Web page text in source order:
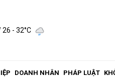
26 - 32°C
DOANH NHÂN PHÁP LUẬT